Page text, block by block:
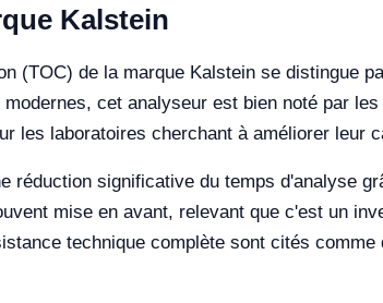
Kalstein
(TOC) de la marque Kalstein se distingue
cet analyseur est bien noté par
les laboratoires cherchant à améliorer leur
réduction significative du temps d'analyse
mise en avant, relevant que c'est un
technique complète sont cités